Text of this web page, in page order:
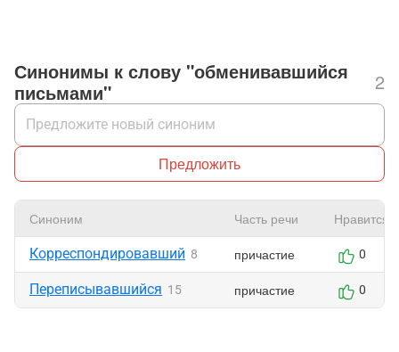
Синонимы к слову "обменивавшийся
письмами"
2
Предложить
Синоним Часть речи Нравится
Корреспондировавший 8 причастие 0
Переписывавшийся 15 причастие 0